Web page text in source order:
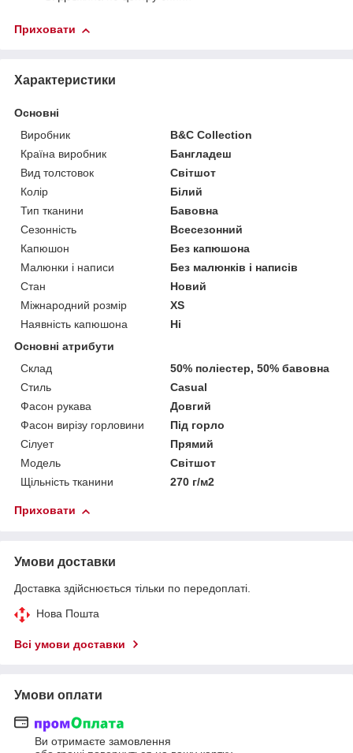
Приховати
Характеристики
Основні
Виробник
B&C Collection
Країна виробник
Бангладеш
Вид толстовок
Світшот
Колір
Білий
Тип тканини
Бавовна
Сезонність
Всесезонний
Капюшон
Без капюшона
Малюнки і написи
Без малюнків і написів
Стан
Новий
Міжнародний розмір
XS
Наявність капюшона
Ні
Основні атрибути
Склад
50% поліестер, 50% бавовна
Стиль
Casual
Фасон рукава
Довгий
Фасон вирізу горловини
Під горло
Сілует
Прямий
Модель
Світшот
Щільність тканини
270 г/м2
Приховати
Умови доставки
Доставка здійснюється тільки по передоплаті.
Нова Пошта
Всі умови доставки
Умови оплати
Ви отримаєте замовлення